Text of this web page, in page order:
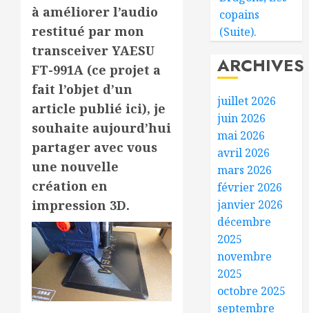
à améliorer l’audio
restitué par mon
transceiver YAESU
FT-991A (ce projet a
fait l’objet d’un
article publié ici), je
souhaite aujourd’hui
partager avec vous
une nouvelle
création en
impression 3D.
copains
(Suite).
ARCHIVES
juillet 2026
juin 2026
mai 2026
avril 2026
mars 2026
février 2026
janvier 2026
décembre
2025
novembre
2025
octobre 2025
septembre